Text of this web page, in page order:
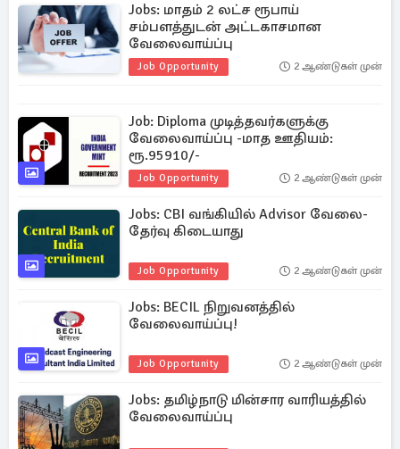
Jobs: மாதம் 2 லட்ச ரூபாய்
சம்பளத்துடன் அட்டகாசமான
வேலைவாய்ப்பு
Job Opportunity 2 ஆண்டுகள் முன்
Job: Diploma முடித்தவர்களுக்கு
வேலைவாய்ப்பு -மாத ஊதியம்:
ரூ.95910/-
Job Opportunity 2 ஆண்டுகள் முன்
Jobs: CBI வங்கியில் Advisor வேலை-
தேர்வு கிடையாது
Job Opportunity 2 ஆண்டுகள் முன்
Jobs: BECIL நிறுவனத்தில்
வேலைவாய்ப்பு!
Job Opportunity 2 ஆண்டுகள் முன்
Jobs: தமிழ்நாடு மின்சார வாரியத்தில்
வேலைவாய்ப்பு